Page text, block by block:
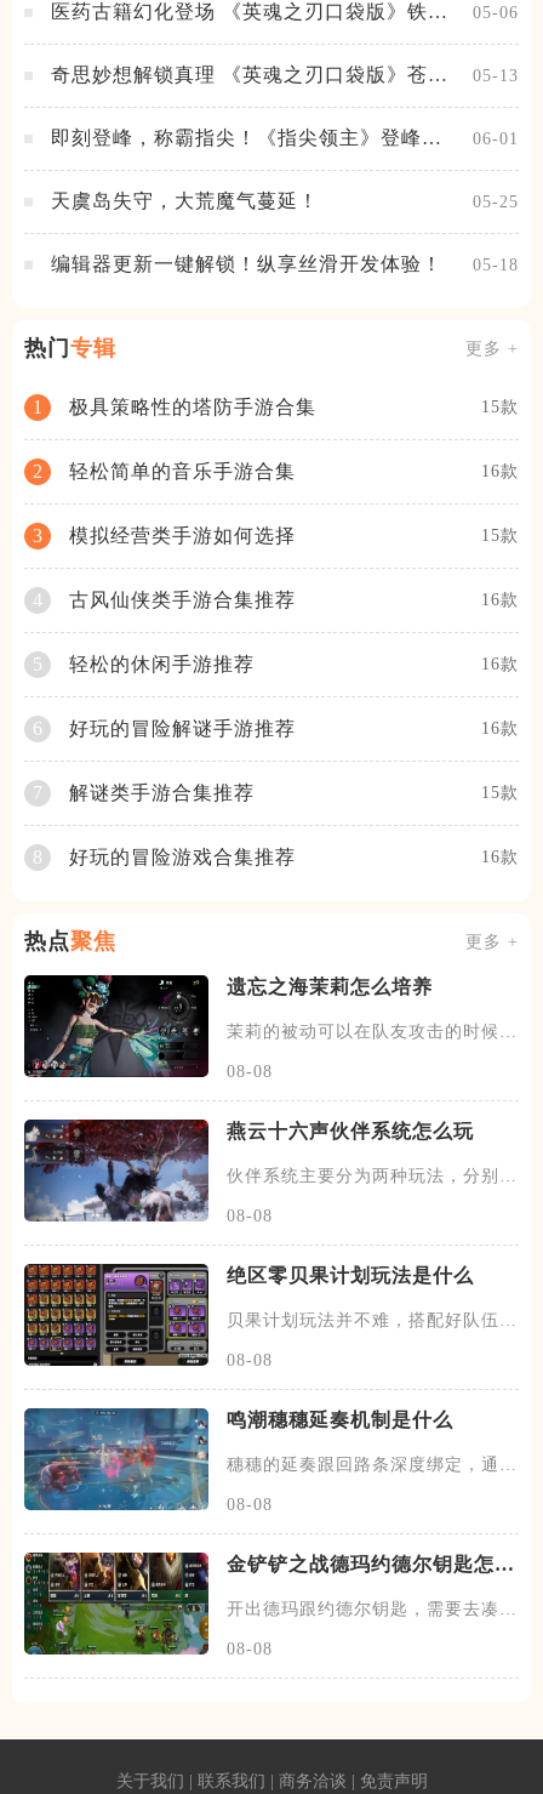
医药古籍幻化登场 《英魂之刃口袋版》铁扇
05-06
奇思妙想解锁真理 《英魂之刃口袋版》苍天
05-13
即刻登峰，称霸指尖！《指尖领主》登峰测
06-01
天虞岛失守，大荒魔气蔓延！ 05-25
编辑器更新一键解锁！纵享丝滑开发体验！ 05-18
热门 专辑 更多 +
1 极具策略性的塔防手游合集 15款
2 轻松简单的音乐手游合集 16款
3 模拟经营类手游如何选择 15款
4 古风仙侠类手游合集推荐 16款
5 轻松的休闲手游推荐 16款
6 好玩的冒险解谜手游推荐 16款
7 解谜类手游合集推荐 15款
8 好玩的冒险游戏合集推荐 16款
热点聚焦 更多 +
遗忘之海茉莉怎么培养
茉莉的被动可以在队友攻击的时候，
08-08
燕云十六声伙伴系统怎么玩
伙伴系统主要分为两种玩法，分别是
08-08
绝区零贝果计划玩法是什么
贝果计划玩法并不难，搭配好队伍和
08-08
鸣潮穗穗延奏机制是什么
穗穗的延奏跟回路条深度绑定，通过
08-08
金铲铲之战德玛约德尔钥匙怎么
开出德玛跟约德尔钥匙，需要去凑约
08-08
关于我们 联系我们 商务洽谈 免责声明